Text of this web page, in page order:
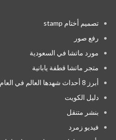
تصميم أختام stamp
رفع صور
مورد ماتشا في السعودية
متجر ماتشا قطفة يابانية
أبرز 8 أحداث شهدها العالم في العام 2025
دليل الكويت
بنشر متنقل
فيديو زمرد